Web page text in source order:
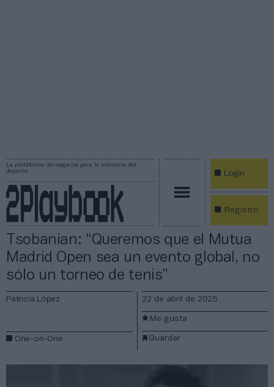
La plataforma de negocios para la industria del
deporte
Login
Registro
Tsobanian: “Queremos que el Mutua
Madrid Open sea un evento global, no
sólo un torneo de tenis”
Patricia López
One-on-One
22 de abril de 2025
Guardar
Me gusta